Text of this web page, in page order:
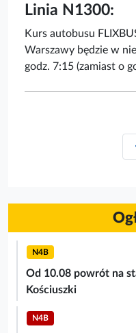
Linia N1300:
Kurs autobusu
Warszawy będzie w
godz. 7:15 (zamiast o
N4B
Od 10.08 powrót na
Kościuszki
N4B